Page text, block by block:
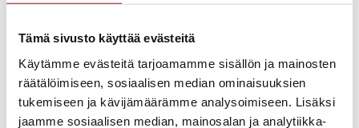
Tämä sivusto käyttää evästeitä
Käytämme evästeitä tarjoamamme sisällön ja mainosten
räätälöimiseen, sosiaalisen median ominaisuuksien
tukemiseen ja kävijämäärämme analysoimiseen. Lisäksi
jaamme sosiaalisen median, mainosalan ja analytiikka-
Alakoulun laaja-alainen erityisopettaja
Jaana Mäntysalo
jaana.mantysalo@edu.rautalampi.fi
Yksikkö
Matti Lohen koulu
Toimipaikka